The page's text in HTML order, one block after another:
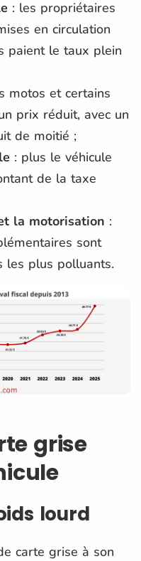
: les propriétaires
en circulation
paient le taux plein
motos et certains
prix réduit, avec un
de moitié ;
: plus le véhicule
de la taxe
la motorisation :
sont
les plus polluants.
grise
lourd
carte grise à son